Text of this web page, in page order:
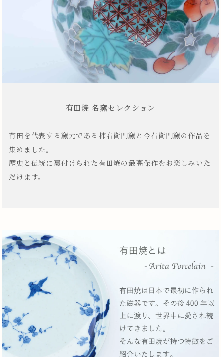
有田焼 名窯セレクション
有田を代表する窯元である柿右衛門窯と今右衛門窯の作品を
集めました。
歴史と伝統に裏付けられた有田焼の最高傑作をお楽しみいた
だけます。